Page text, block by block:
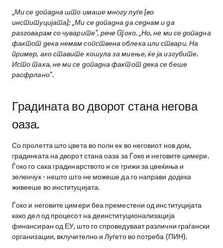
„Ми се допадна што имаше многу луѓе [во
институцијата]; „Ми се допадна да седнам и да
разговарам со чуварите“, рече Gjоко. „Но, не ми се допадна
фактот дека немам сопствена облека или ствари. На
пример, ако ставите кошула за миење, ќе ја изгубите.
Исто така, не ми се допадна фактот дека се беше
расфрлано“.
Градинатаво дворот стана негова
оаза.
Со пролетта што цвета во полн ек во неговиот нов дом,
градинката на дворот стана оаза за Ѓоко и неговите цимери.
Ѓоко го сака градинарството и се грижи за цвеќиња и
зеленчук - нешто што не можеше да го направи додека
живееше во институцијата.
Ѓоко и неговите цимери беа преместени од институцијата
како дел од процесот на деинституционализација
финансиран од ЕУ, што го спроведуваат различни граѓански
организации, вклучително и Луѓето во потреба (ПИН).